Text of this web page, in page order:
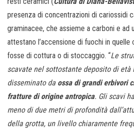
presenza di concentrazioni di cariossidi
graminacee, che assieme a carboni e ad
attestano l’accensione di fuochi in
fosse di cottura o di stoccaggio. “Le
scavate nel sottostante deposito di età
disseminato da ossa di grandi erbivori
fratture di origine antropica. Gli scavi
meno di due metri di profondità
della grotta, un livello chiaramente